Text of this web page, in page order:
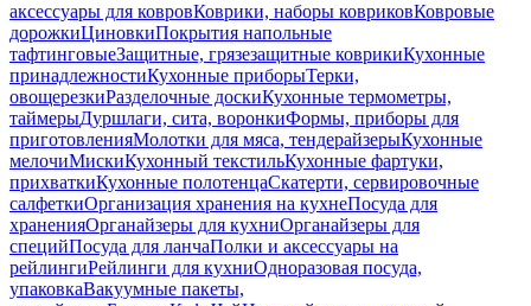
аксессуары для ковровКоврики, наборы ковриковКовровые
дорожкиЦиновкиПокрытия напольные
тафтинговыеЗащитные, грязезащитные коврикиКухонные
принадлежностиКухонные приборыТерки,
овощерезкиРазделочные доскиКухонные термометры,
таймерыДуршлаги, сита, воронкиФормы, приборы для
приготовленияМолотки для мяса, тендерайзерыКухонные
мелочиМискиКухонный текстильКухонные фартуки,
прихваткиКухонные полотенцаСкатерти, сервировочные
салфеткиОрганизация хранения на кухнеПосуда для
храненияОрганайзеры для кухниОрганайзеры для
специйПосуда для ланчаПолки и аксессуары на
рейлингиРейлинги для кухниОдноразовая посуда,
упаковкаВакуумные пакеты,